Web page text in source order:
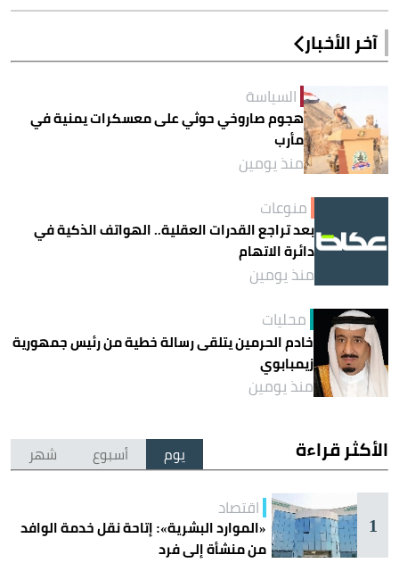
آخر الأخبار
السياسة
هجوم صاروخي حوثي على معسكرات يمنية في
مأرب
منذ يومين
منوعات
بعد تراجع القدرات العقلية.. الهواتف الذكية في
دائرة الاتهام
منذ يومين
محليات
خادم الحرمين يتلقى رسالة خطية من رئيس جمهورية
زيمبابوي
منذ يومين
الأكثر قراءة يوم أسبوع شهر
1
اقتصاد
«الموارد البشرية»: إتاحة نقل خدمة الوافد
من منشأة إلى فرد